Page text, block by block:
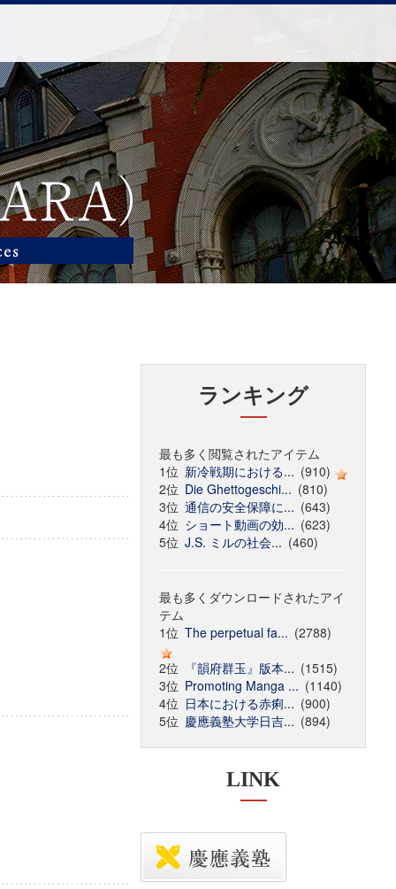
ランキング
最も多く閲覧されたアイテム
1位 新冷戦期における... (910)
2位 Die Ghettogeschi... (810)
3位 通信の安全保障に... (643)
4位 ショート動画の効... (623)
5位 J.S. ミルの社会... (460)
最も多くダウンロードされたアイ
テム
1位 The perpetual fa... (2788)
2位
『韻府群玉』版本... (1515)
3位 Promoting Manga ... (1140)
4位 日本における赤痢... (900)
5位 慶應義塾大学日吉... (894)
LINK